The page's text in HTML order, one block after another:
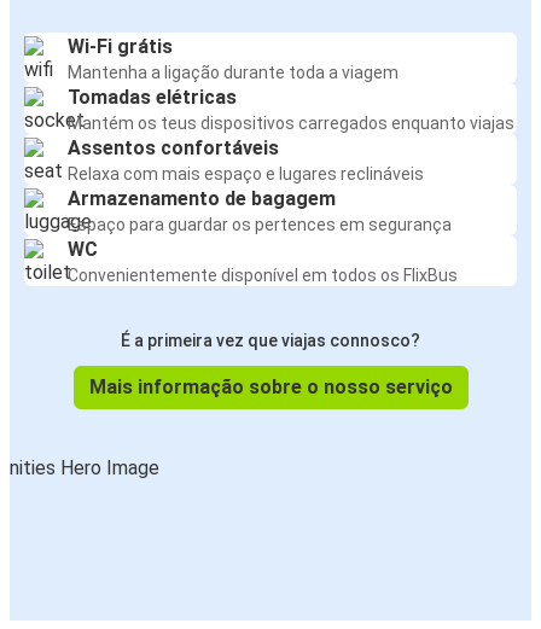
Wi-Fi grátis
Mantenha a ligação durante toda a viagem
Tomadas elétricas
Mantém os teus dispositivos carregados enquanto viajas
Assentos confortáveis
Relaxa com mais espaço e lugares reclináveis
Armazenamento de bagagem
Espaço para guardar os pertences em segurança
WC
Convenientemente disponível em todos os FlixBus
É a primeira vez que viajas connosco?
Mais informação sobre o nosso serviço